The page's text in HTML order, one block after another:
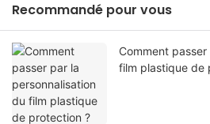
Recommandé pour vous
Comment
film plastique de